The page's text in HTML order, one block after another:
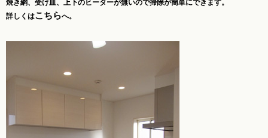
焼き網、受け皿、上下のヒーターが無いので掃除が簡単にできます。
詳しくはこちらへ。